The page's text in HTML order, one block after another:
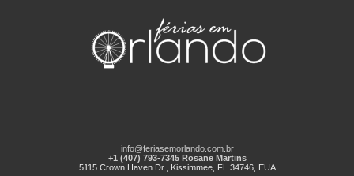
info@feriasemorlando.com.br
+1 (407) 793-7345 Rosane Martins
5115 Crown Haven Dr., Kissimmee, FL 34746, EUA